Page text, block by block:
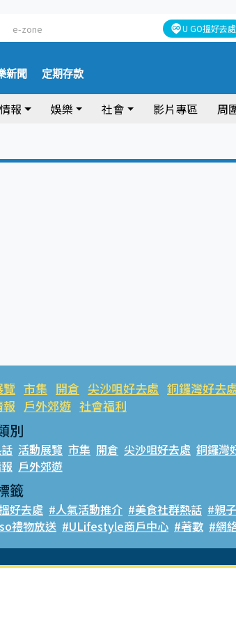
e-zone U GO搵好去處
新聞 定期存款
報 娛樂 社會 影片專區 周
覽 市集 開倉 尖沙咀好去處 銅鑼灣好去
戶外郊遊 社會福利
別
活動展覽 市集 開倉 尖沙咀好去處 銅鑼灣
戶外郊遊
籤
好去處 #人氣活動推介 #美食社群熱話 #親
禮物放送 #ULifestyle商戶中心 #著數 #網